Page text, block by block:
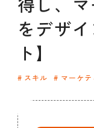
よくある質問
メンバーシップ
をデザ
ト】
スキル マーケテ